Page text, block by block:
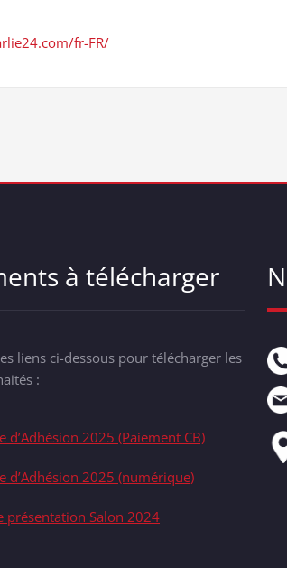
fr-FR/
à télécharger
liens ci-dessous pour télécharger les
:
d’Adhésion 2025 (Paiement CB)
d’Adhésion 2025 (numérique)
présentation Salon 2024